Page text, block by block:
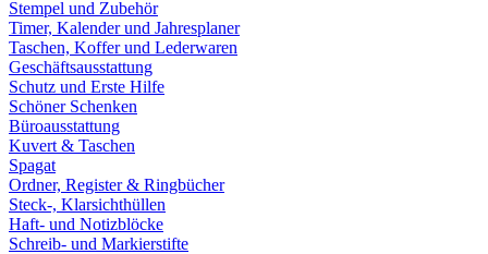
Stempel und Zubehör
Timer, Kalender und Jahresplaner
Taschen, Koffer und Lederwaren
Geschäftsausstattung
Schutz und Erste Hilfe
Schöner Schenken
Büroausstattung
Kuvert & Taschen
Spagat
Ordner, Register & Ringbücher
Steck-, Klarsichthüllen
Haft- und Notizblöcke
Schreib- und Markierstifte